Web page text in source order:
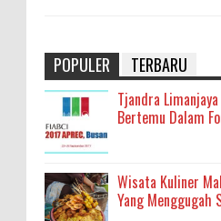
POPULER TERBARU
Tjandra
Bertemu Dalam
Wisata Kuliner
Yang Menggugah